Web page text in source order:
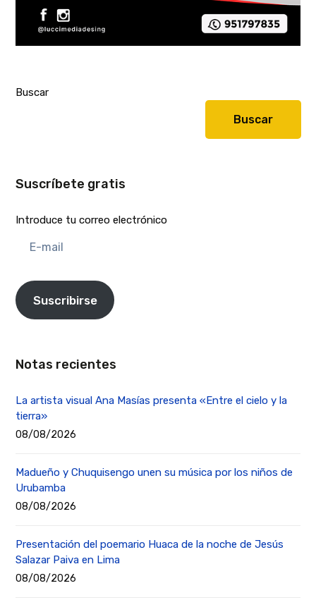
Buscar
Buscar
Suscríbete gratis
Introduce tu correo electrónico
mail
Suscribirse
Notas recientes
La artista visual Ana Masías presenta «Entre el cielo y la
tierra»
08/08/2026
Madueño y Chuquisengo unen su música por los niños de
Urubamba
08/08/2026
Presentación del poemario Huaca de la noche de Jesús
Salazar Paiva en Lima
08/08/2026